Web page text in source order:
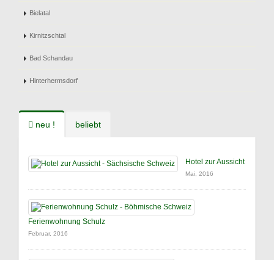
Bielatal
Kirnitzschtal
Bad Schandau
Hinterhermsdorf
neu ! beliebt
Hotel zur Aussicht
Mai, 2016
Ferienwohnung Schulz
Februar, 2016